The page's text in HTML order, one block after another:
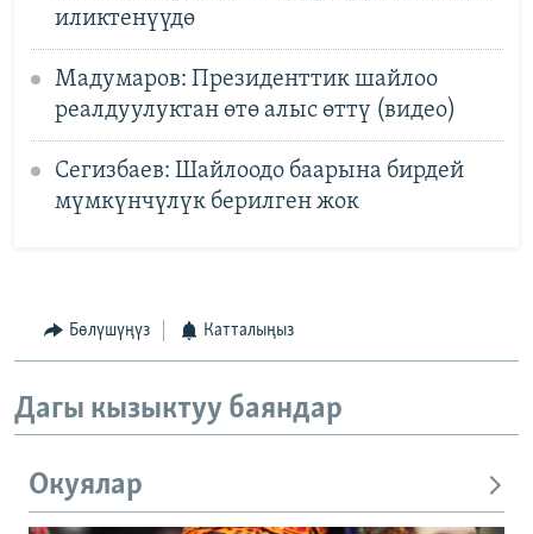
иликтенүүдө
Мадумаров: Президенттик шайлоо
реалдуулуктан өтө алыс өттү (видео)
Сегизбаев: Шайлоодо баарына бирдей
мүмкүнчүлүк берилген жок
Бөлүшүңүз Катталыңыз
Дагы кызыктуу баяндар
Окуялар